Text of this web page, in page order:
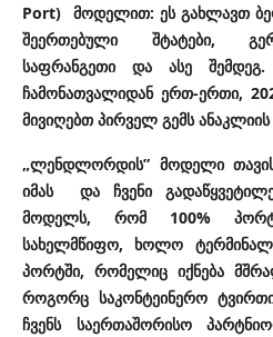
Port) მოდელით: ეს გახლავთ
შეერთებული შტატები,
საფრანგეთი და ასე
ჩამონათვალიდან ერთ-ერთი,
მივიღებთ პირველ გემს
„ლენდლორდის” მოდელი
იმას და ჩვენი
მოდელს, რომ 100%
სახელმწიფო, ხოლო
პორტში, რომელიც იქნება
როგორც საკონტეინერო
ჩვენს საერთაშორისო